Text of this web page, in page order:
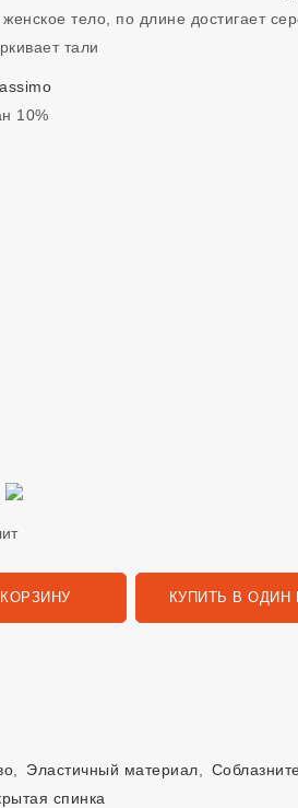
тело, по длине достигает
тали
10%
в Сплит
КУПИТЬ В ОДИН
Эластичный материал
спинка